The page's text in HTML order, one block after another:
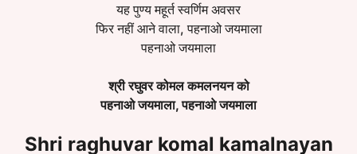
यह पुण्य महूर्त स्वर्णिम अवसर
फिर नहीं आने वाला, पहनाओ जयमाला
पहनाओ जयमाला
श्री रघुवर कोमल कमलनयन को
पहनाओ जयमाला, पहनाओ जयमाला
Shri raghuvar komal kamalnayan